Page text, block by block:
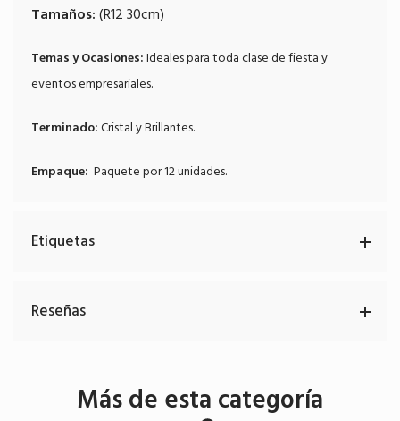
Tamaños:(R12 30cm)
Temas y Ocasiones:Ideales para toda clase de fiesta y
eventos empresariales.
Terminado:Cristal y Brillantes.
Empaque: Paquete por 12 unidades.
Etiquetas
Reseñas
Más de esta categoría